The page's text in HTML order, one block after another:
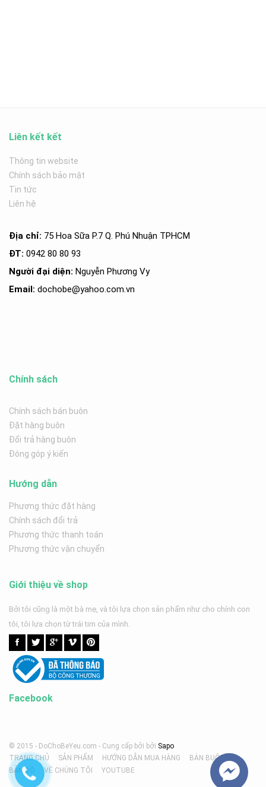
Liên kết kết
Thông tin website
Chính sách bảo mật
Tin tức
Liên hệ
Địa chỉ: 75 Hoa Sữa P.7 Q. Phú Nhuận TPHCM
ĐT: 0942 80 80 93
Người đại diện: Nguyễn Phương Vy
Email: dochobe@yahoo.com.vn
Chính sách
Chính sách bán buôn
Đặt hàng buôn
Đổi trả hàng buôn
Đóng góp ý kiến
Hướng dẫn
Phương thức đặt hàng
Chính sách đổi trả
Phương thức thanh toán
Phương thức vận chuyển
Giới thiệu về shop
Bởi tôi cũng là một bà mẹ, và tôi lựa chọn sản phẩm như cho chính con
tôi, tôi lựa chọn từ trái tim của mình.
Facebook
© 2015 - DoChoBeYeu.com - Cung cấp bởi bởi Sapo
TRANG CHỦ
SẢN PHẨM HƯỚNG DẪN MUA HÀNG
BÁN BUÔN
BẢN ĐỒ
VỀ CHÚNG TÔI YOUTUBE